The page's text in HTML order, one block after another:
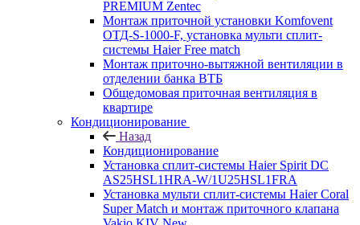
PREMIUM Zentec
Монтаж приточной установки Komfovent
ОТД-S-1000-F, установка мульти сплит-
системы Haier Free match
Монтаж приточно-вытяжной вентиляции в
отделении банка ВТБ
Общедомовая приточная вентиляция в
квартире
Кондиционирование
Назад
Кондиционирование
Установка сплит-системы Haier Spirit DC
AS25HSL1HRA-W/1U25HSL1FRA
Установка мульти сплит-системы Haier Coral
Super Match и монтаж приточного клапана